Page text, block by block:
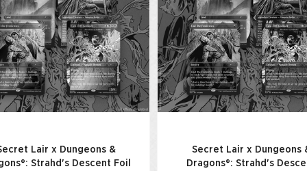
Lair x Dungeons &
Strahd's Descent Foil
Secret Lair x Dungeons
Dragons®: Strahd's